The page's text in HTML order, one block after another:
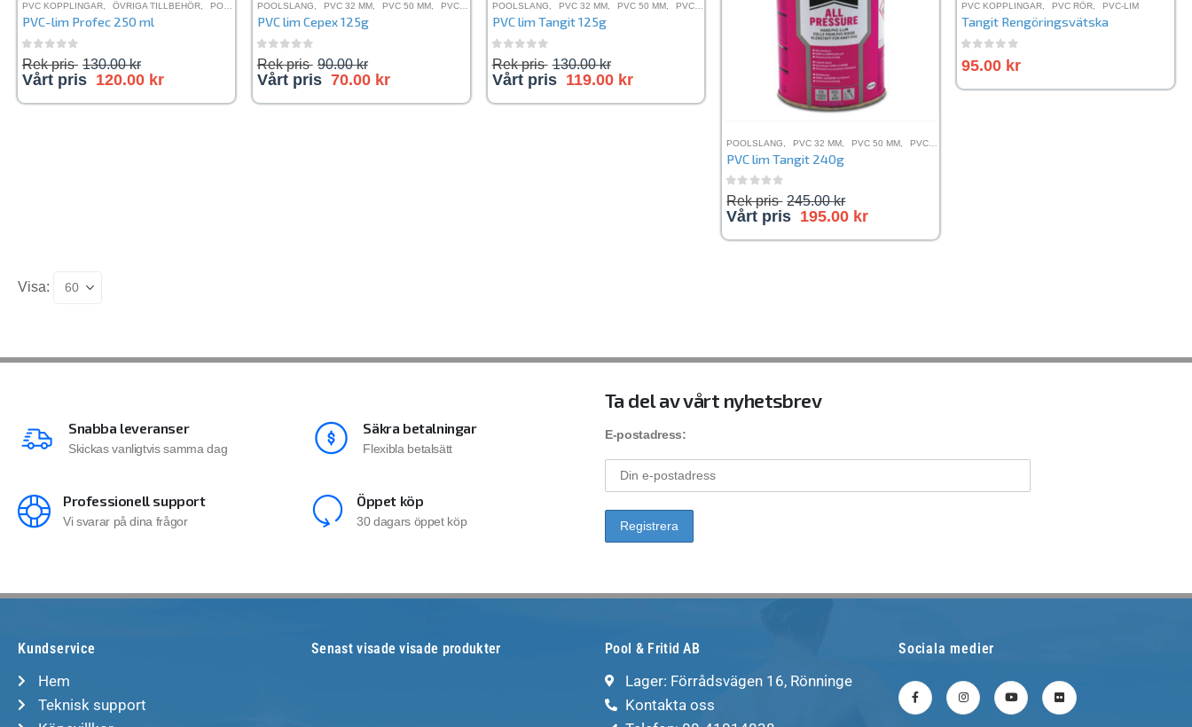
PVC KOPPLINGAR, ÖVRIGA TILLBEHÖR, POOLSLANG , PVC RÖR PVC-LIM
PVC-lim Profec 250 ml
0out of 5
Rek pris 130.00kr
Vårt pris 120.00 kr
POOLSLANG, PVC 32 MM, PVC 50 MM, PVC 63 MM , PVC KOPPLINGAR , PVC RÖR
PVC lim Cepex 125g
0out of 5
Rek pris 90.00kr
Vårt pris 70.00 kr
POOLSLANG, PVC 32 MM, PVC 50 MM, PVC 63 MM PVC KOPPLINGAR, PVC RÖR
PVC lim Tangit 125g
0out of 5
Rek pris 130.00kr
Vårt pris 119.00 kr
POOLSLANG PVC 32 MM PVC 50 MM PVC 63 MM
PVC lim Tangit 240g
0out of 5
Rek pris 245.00kr
Vårt pris 195.00 kr
PVC KOPPLINGAR, PVC RÖR, PVC-LIM
Tangit Rengöringsvätska
95.00 kr
Visa:
Snabba leveranser
Skickas vanligtvis samma dag
Säkra betalningar
Flexibla betalsätt
Professionell support
Vi svarar på dina frågor
Öppet köp
30 dagars öppet köp
Ta del av vårt nyhetsbrev
E-postadress:
Kundservice
Hem
Teknisk support
Senast visade visade produkter Pool & Fritid AB
Lager: Förrådsvägen 16, Rönninge
Kontakta oss
Sociala medier